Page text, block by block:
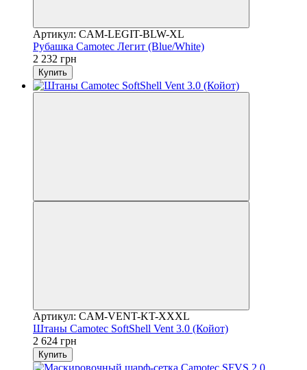
Артикул: CAM-LEGIT-BLW-XL
Рубашка Camotec Легит (Blue/White)
2 232 грн
Купить
Артикул: CAM-VENT-KT-XXXL
Штаны Camotec SoftShell Vent 3.0 (Койот)
2 624 грн
Купить